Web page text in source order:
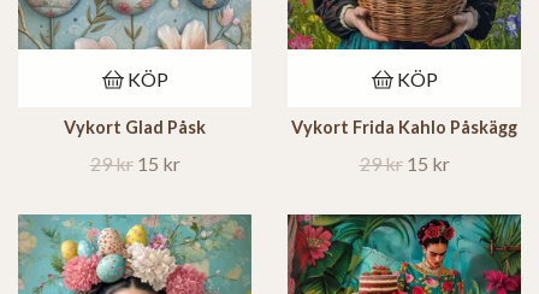
KÖP
Vykort Glad Påsk
29 kr 15 kr
KÖP
Vykort Frida Kahlo Påskägg
29 kr 15 kr